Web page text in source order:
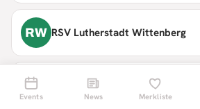
RW RSV Lutherstadt Wittenberg
RSV Moosburg e.V.
85368 Moosburg a.d. Isar
Events News Merkliste